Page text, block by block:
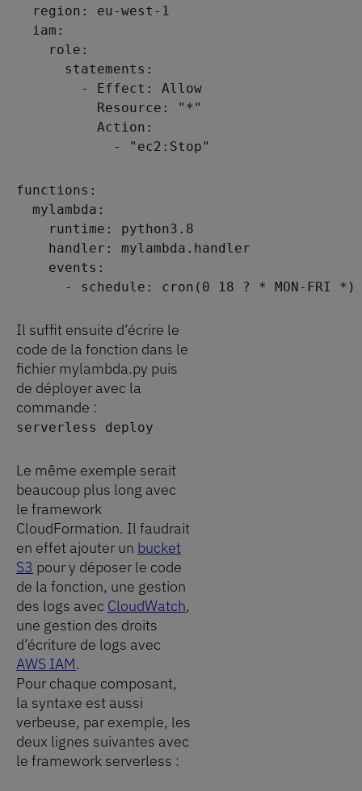
region: eu-west-1
iam:
role:
statements:
- Effect: Allow
Resource: "*"
Action:
- "ec2:Stop"
functions:
mylambda:
runtime: python3.8
handler: mylambda.handler
events:
- schedule: cron(0 18 ? * MON-FRI *)
Il suffit ensuite d’écrire le
code de la fonction dans le
fichier mylambda.py puis
de déployer avec la
commande :
serverless deploy
Le même exemple serait
beaucoup plus long avec
le framework
CloudFormation. Il faudrait
en effet ajouter un bucket
S3 pour y déposer le code
de la fonction, une gestion
des logs avec CloudWatch,
une gestion des droits
d’écriture de logs avec
AWS IAM.
Pour chaque composant,
la syntaxe est aussi
verbeuse, par exemple, les
deux lignes suivantes avec
le framework serverless :